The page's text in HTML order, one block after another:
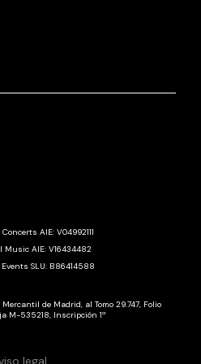
AIE: V04992111
Music AIE: V16434482
SLU: B86414588
de Madrid, al Tomo 29.747, Folio
M-535218, Inscripción 1ª
legal